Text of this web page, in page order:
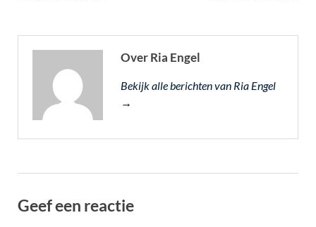
Over Ria Engel
Bekijk alle berichten van Ria Engel
→
Geef een reactie